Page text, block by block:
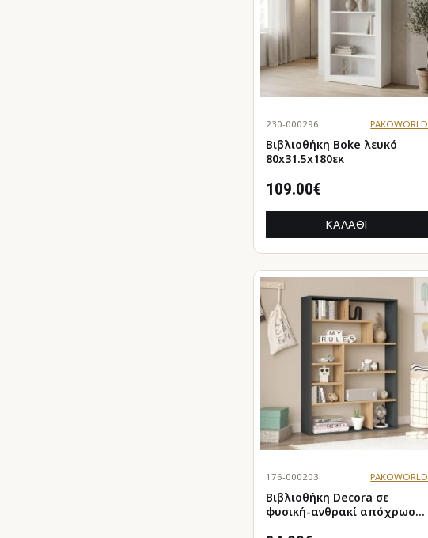
230-000296 PAKOWORLD
Βιβλιοθήκη Boke λευκό
80x31.5x180εκ
109.00€
ΚΑΛΆΘΙ
176-000203 PAKOWORLD
Βιβλιοθήκη Decora σε
φυσική-ανθρακί απόχρωση